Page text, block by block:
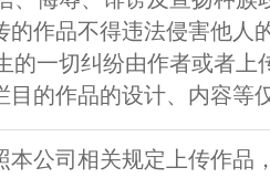
的作品不得违法侵害他人
的一切纠纷由作者或者上
目的作品的设计、内容等
本公司相关规定上传作品